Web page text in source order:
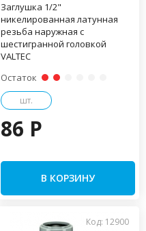
Заглушка 1/2"
никелированная латунная
резьба наружная с
шестигранной головкой
VALTEC
Остаток
шт.
86 P
В КОРЗИНУ
Код: 12900